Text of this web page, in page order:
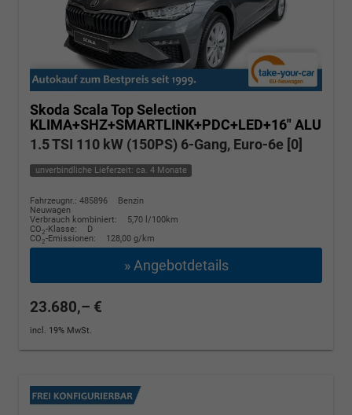
Skoda ScalaTop Selection
KLIMA+SHZ+SMARTLINK+PDC+LED+16" ALU
1.5 TSI 110 kW (150PS) 6-Gang, Euro-6e [0]
unverbindliche Lieferzeit: ca. 4 Monate
Fahrzeugnr.: 485896
Benzin
Neuwagen
Verbrauch kombiniert:
5,70 l/100km
CO2-Klasse:
D
CO2-Emissionen: 128,00 g/km
» Angebotdetails
23.680,– €
incl. 19% MwSt.